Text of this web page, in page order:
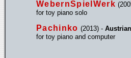
WebernSpielWerk
for toy piano solo
Pachinko (2013) -
for toy piano and computer